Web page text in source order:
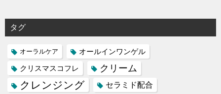
タグ
オーラルケア
オールインワンゲル
クリスマスコフレ
クリーム
クレンジング セラミド配合